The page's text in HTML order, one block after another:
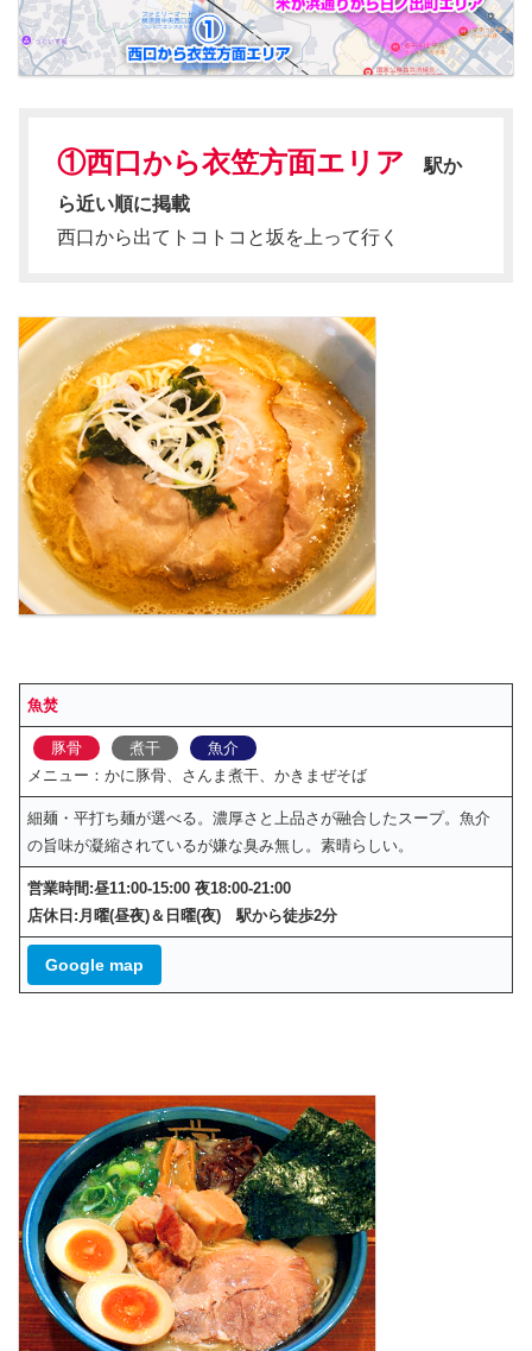
①西口から衣笠方面エリア 駅か
ら近い順に掲載
西口から出てトコトコと坂を上って行く
魚焚
豚骨 煮干
魚介
メニュー：かに豚骨、さんま煮干、かきまぜそば
細麺・平打ち麺が選べる。濃厚さと上品さが融合したスープ。魚介
の旨味が凝縮されているが嫌な臭み無し。素晴らしい。
営業時間:昼11:00-15:00 夜18:00-21:00
店休日:月曜(昼夜)＆日曜(夜) 駅から徒歩2分
Google map